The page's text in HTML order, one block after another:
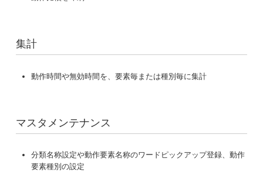
集計
動作時間や無効時間を、要素毎または種別毎に集計
マスタメンテナンス
分類名称設定や動作要素名称のワードピックアップ登録、動作
要素種別の設定